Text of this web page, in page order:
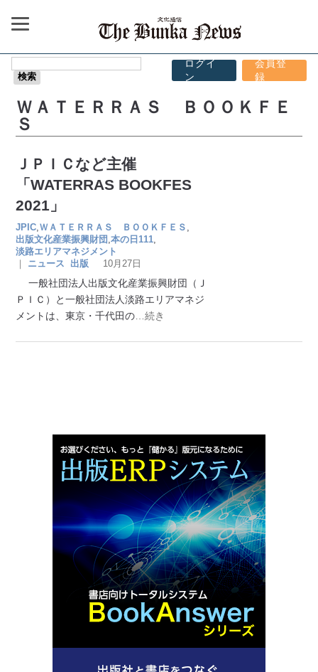
ログイ
ン
会員登
録
ＷＡＴＥＲＲＡＳ ＢＯＯＫＦＥ
Ｓ
ＪＰＩＣなど主催
「WATERRAS BOOKFES
2021」
JPIC ＷＡＴＥＲＲＡＳ ＢＯＯＫＦＥＳ
出版文化産業振興財団 ,本の日111
淡路エリアマネジメント
｜
ニュース 出版 10月27日
一般社団法人出版文化産業振興財団（Ｊ
ＰＩＣ）と一般社団法人淡路エリアマネジ
メントは、東京・千代田の …続き